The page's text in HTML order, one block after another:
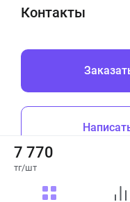
7 770
тг/шт
Контакты
Все